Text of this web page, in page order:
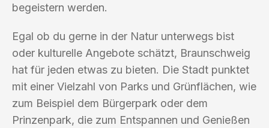
begeistern werden.
Egal ob du gerne in der Natur unterwegs bist
oder kulturelle Angebote schätzt, Braunschweig
hat für jeden etwas zu bieten. Die Stadt punktet
mit einer Vielzahl von Parks und Grünflächen, wie
zum Beispiel dem Bürgerpark oder dem
Prinzenpark, die zum Entspannen und Genießen